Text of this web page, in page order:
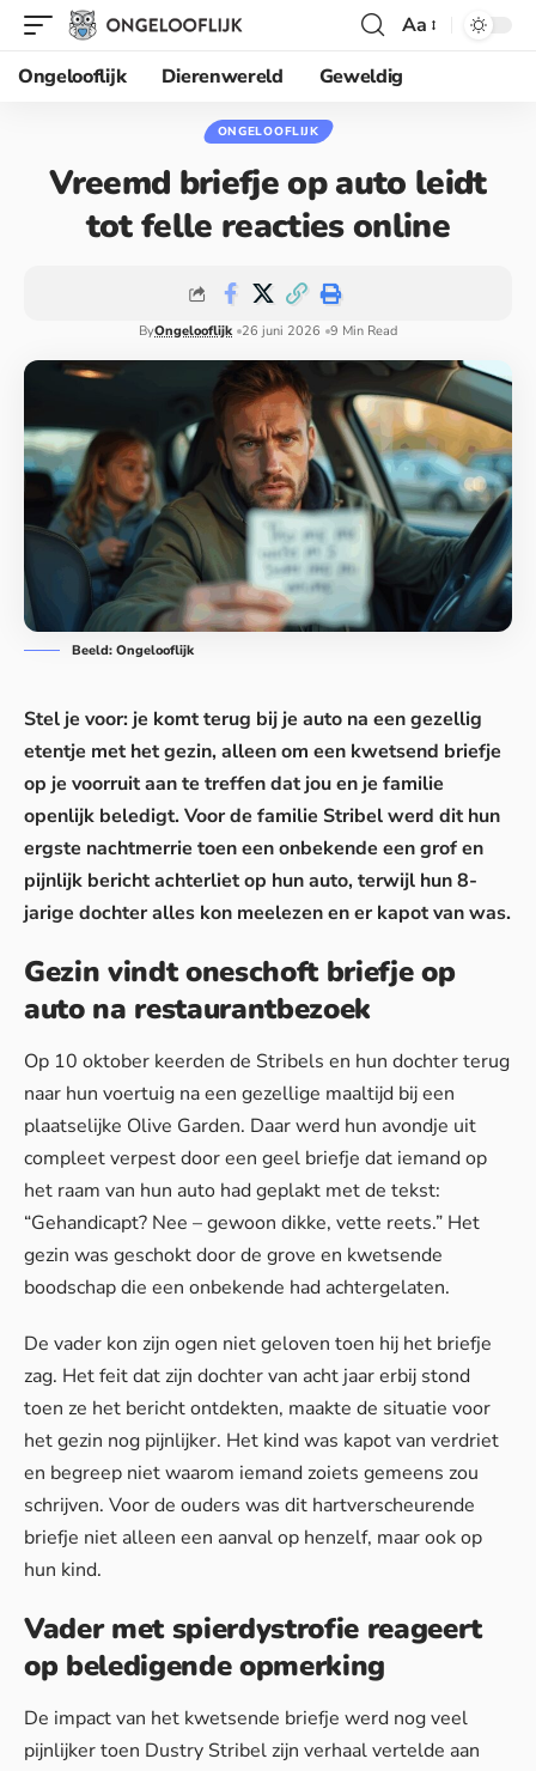
Aa
Ongelooflijk
Dierenwereld Geweldig
ONGELOOFLIJK
Vreemd briefje op auto leidt
tot felle reacties online
ByOngelooflijk 26 juni 2026 9 Min Read
Beeld: Ongelooflijk
Stel je voor: je komt terug bij je auto na een gezellig
etentje met hetgezin, alleen om een kwetsend briefje
op je voorruit aan te treffen dat jou en je familie
openlijk beledigt. Voor de familie Stribel werd dit hun
ergste nachtmerrie toen een onbekende een grof en
pijnlijk bericht achterliet op hun auto, terwijl hun 8-
jarige dochter alles kon meelezen en er kapot van was.
Gezin vindt oneschoft briefje op
auto na restaurantbezoek
Op 10 oktober keerden de Stribels en hun dochterterug
naar hun voertuig na een gezellige maaltijd bij een
plaatselijke Olive Garden. Daar werd hun avondje uit
compleet verpest door een geel briefje dat iemand op
het raam van hun auto had geplakt met de tekst:
“Gehandicapt? Nee – gewoon dikke, vette reets.” Het
gezin was geschokt door de grove en kwetsende
boodschap die een onbekende had achtergelaten.
De vader kon zijn ogen niet geloven toen hij het briefje
zag. Het feit dat zijn dochter van acht jaar erbij stond
toen ze het bericht ontdekten, maakte de situatie voor
het gezin nog pijnlijker. Het kind was kapot van verdriet
en begreep niet waarom iemand zoiets gemeens zou
schrijven. Voor de ouders was dit hartverscheurende
briefje niet alleen een aanval op henzelf, maar ook op
hun kind.
Vader met spierdystrofie reageert
op beledigende opmerking
De impact van het kwetsende briefje werd nog veel
pijnlijker toen Dustry Stribel zijn verhaal vertelde aan